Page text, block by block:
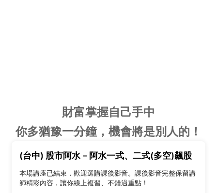
財富掌握自己手中
你多猶豫一分鐘，機會將是別人的！
(台中) 股市阿水－阿水一式、二式(多空)飆股
本場講座已結束，歡迎選購課後影音。課後影音完整保留講
師精彩內容，讓你線上複習、不錯過重點！